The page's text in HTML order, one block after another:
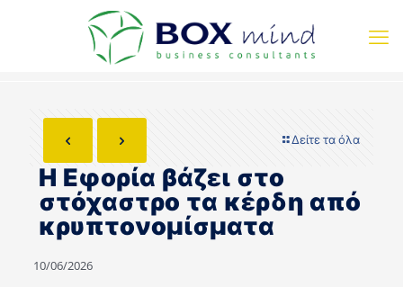
Δείτε τα όλα
Η Εφορία βάζει στο
στόχαστρο τα κέρδη από
κρυπτονομίσματα
10/06/2026